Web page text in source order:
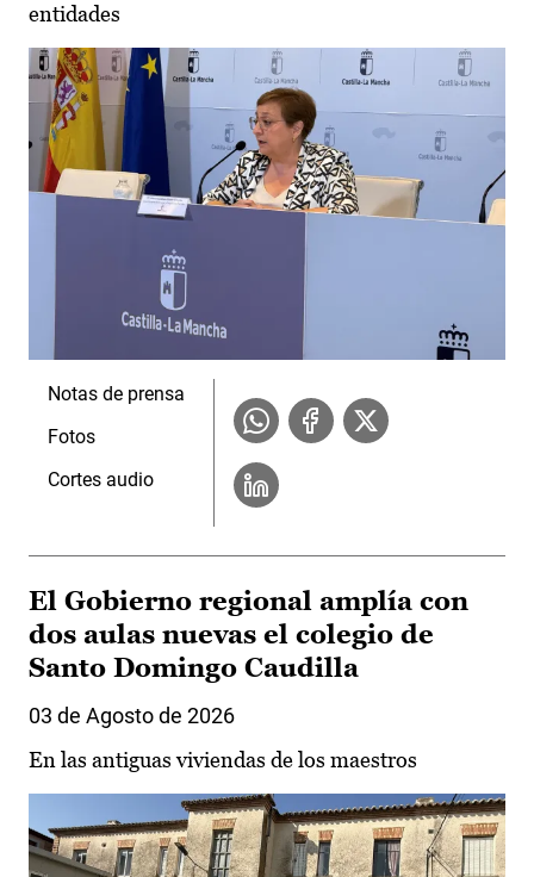
entidades
Notas de prensa
Fotos
Cortes audio
El Gobierno regional amplía con
dos aulas nuevas el colegio de
Santo Domingo Caudilla
03 de Agosto de 2026
En las antiguas viviendas de los maestros